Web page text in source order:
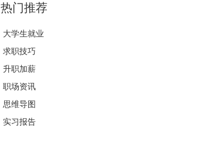
热门推荐
大学生就业
求职技巧
升职加薪
职场资讯
思维导图
实习报告